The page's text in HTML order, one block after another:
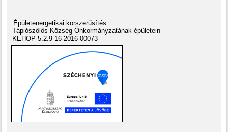
„Épületenergetikai korszerűsítés
Tápiószőlős Község Önkormányzatának épületein”
KEHOP-5.2.9-16-2016-00073